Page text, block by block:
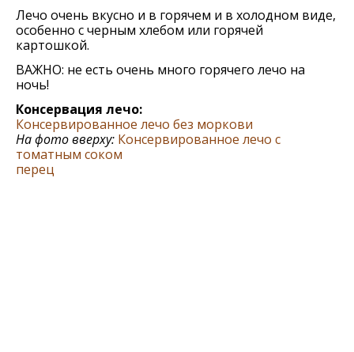
Лечо очень вкусно и в горячем и в холодном виде,
особенно с черным хлебом или горячей
картошкой.
ВАЖНО: не есть очень много горячего лечо на
ночь!
Консервация лечо:
Консервированное лечо без моркови
На фото вверху: Консервированное лечо с
томатным соком
перец